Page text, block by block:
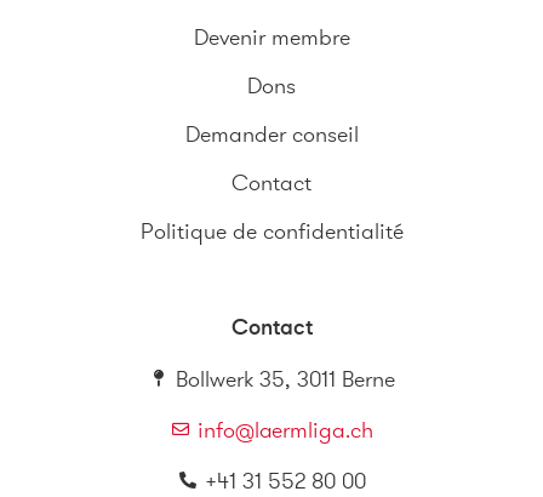
Devenir membre
Dons
Demander conseil
Contact
Politique de confidentialité
Contact
Bollwerk 35, 3011 Berne
info@laermliga.ch
+41 31 552 80 00